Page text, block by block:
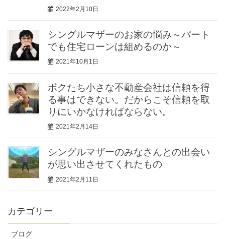
2022年2月10日
シングルマザーのお家の悩み～パート
でも住宅ローンは組めるのか～
2021年10月1日
ボクたち小さな不動産会社は信頼を得
る事はできない。だからこそ信頼を取
りにいかなければならない。
2021年2月14日
シングルマザーのみなさんとの出会い
が思い出させてくれたもの
2021年2月11日
カテゴリー
ブログ